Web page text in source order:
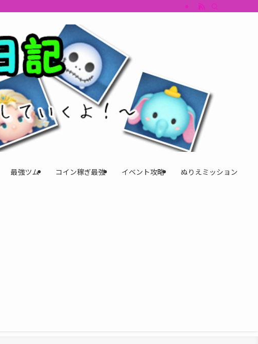
おすすめツム・キャラ評価も丁寧に解説。ツムツムイベント、ツムツム攻略、ツムツ
最強ツム コイン稼ぎ最強 イベント攻略 ぬりえミッション